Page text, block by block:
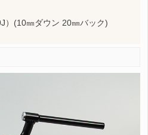
）(10㎜ダウン 20㎜バック)